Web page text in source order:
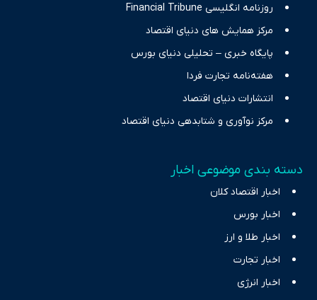
روزنامه انگلیسی Financial Tribune
مرکز همایش های دنیای اقتصاد
پایگاه خبری – تحلیلی دنیای بورس
هفته‌نامه تجارت فردا
انتشارات دنیای اقتصاد
مرکز نوآوری و شتابدهی دنیای اقتصاد
دسته بندی موضوعی اخبار
اخبار اقتصاد کلان
اخبار بورس
اخبار طلا و ارز
اخبار تجارت
اخبار انرژی